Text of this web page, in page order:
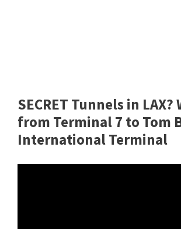
SECRET Tunnels in
from Terminal 7 to Tom
International Terminal